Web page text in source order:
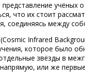
учёных
что их стоит
соединяясь между
(Cosmic Infrared
которое было
звёзды в
или же